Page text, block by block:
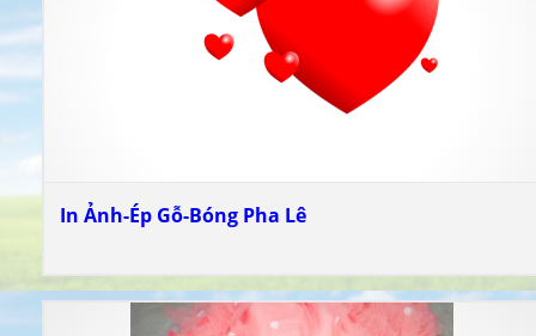
In Ảnh-Ép Gỗ-Bóng Pha Lê